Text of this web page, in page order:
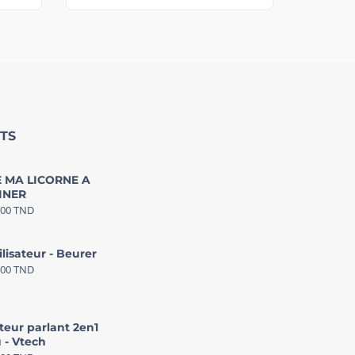
MA LICORNE A
TND
- Beurer
TND
parlant 2en1
- Vtech